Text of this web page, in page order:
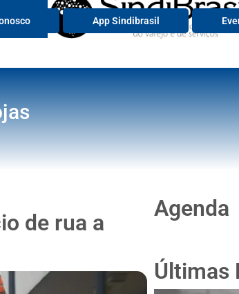
Portal de Serviços
App Sindibrasil
de rua a
Agenda
Últimas